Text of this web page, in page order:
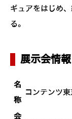
ギュアをはじめ
る。
展示会情報
名
称
コンテンツ
会